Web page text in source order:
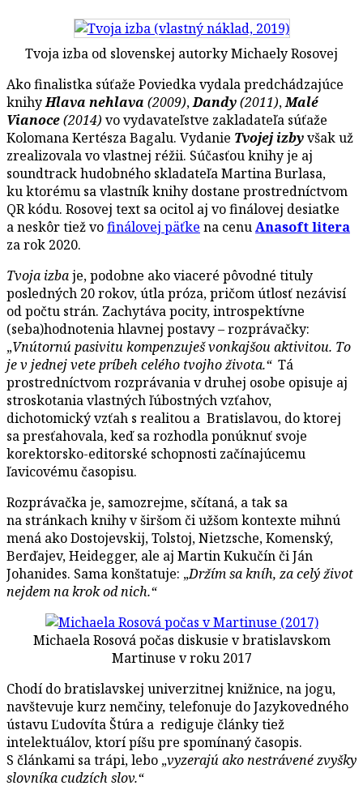
Tvoja izba od slovenskej autorky Michaely Rosovej
Ako finalistka súťaže Poviedka vydala predchádzajúce
knihyHlava nehlava (2009),Dandy(2011),Malé
Vianoce(2014) vo vydavateľstve zakladateľa súťaže
Kolomana Kertésza Bagalu. Vydanie Tvojej izbyvšak už
zrealizovala vo vlastnej réžii. Súčasťou knihy je aj
soundtrack hudobného skladateľa Martina Burlasa,
ku ktorému sa vlastník knihy dostane prostredníctvom
QR kódu. Rosovej text sa ocitol aj vo finálovej desiatke
a neskôr tiež vofinálovej päťke na cenuAnasoft litera
za rok 2020.
Tvoja izbaje, podobne ako viaceré pôvodné tituly
posledných 20 rokov, útla próza, pričom útlosť nezávisí
od počtu strán. Zachytáva pocity, introspektívne
(seba)hodnotenia hlavnej postavy – rozprávačky:
„Vnútornú pasivitu kompenzuješ vonkajšou aktivitou. To
je v jednej vete príbeh celého tvojho života.“Tá
prostredníctvom rozprávania v druhej osobe opisuje aj
stroskotania vlastných ľúbostných vzťahov,
dichotomický vzťah s realitou a Bratislavou, do ktorej
sa presťahovala, keď sa rozhodla ponúknuť svoje
korektorsko-editorské schopnosti začínajúcemu
ľavicovému časopisu.
Rozprávačka je, samozrejme, sčítaná, a tak sa
na stránkach knihy v širšom či užšom kontexte mihnú
mená ako Dostojevskij, Tolstoj, Nietzsche, Komenský,
Berďajev, Heidegger, ale aj Martin Kukučín či Ján
Johanides. Sama konštatuje: „Držím sa kníh, za celý život
nejdem na krok od nich.“
Michaela Rosová počas diskusie v bratislavskom
Martinuse v roku 2017
Chodí do bratislavskej univerzitnej knižnice, na jogu,
navštevuje kurz nemčiny, telefonuje do Jazykovedného
ústavu Ľudovíta Štúra a rediguje články tiež
intelektuálov, ktorí píšu pre spomínaný časopis.
S článkami sa trápi, lebo „vyzerajú ako nestrávené zvyšky
slovníka cudzích slov.“